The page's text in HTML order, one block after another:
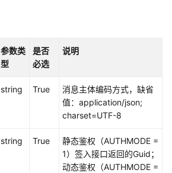
参数类
型
是否
必选
说明
string True
消息主体编码方式，缺省
值：application/json;
charset=UTF-8
string True
静态鉴权（AUTHMODE =
1）签入接口返回的Guid；
动态鉴权（AUTHMODE =